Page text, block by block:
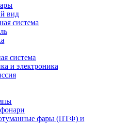
вид
система
система
и электроника
фары (ПТФ) и